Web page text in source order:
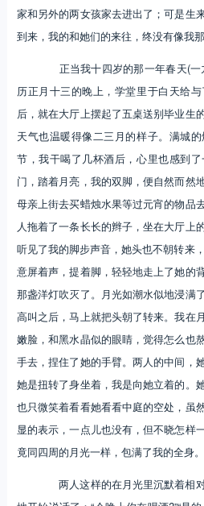
家和另外的两女孩家去进出了；可是生
到来，我的和她们的来往，终没有像我
正当我十四岁的那一年春天(一
历正月十三的晚上，学堂里于白天给
后，就在大厅上摆起了五桌送别毕业生
天气也温暖得像二三月的样子。满城
节，我干喝了几杯酒后，心里也感到
门，踏着月亮，我的双脚，便自然而然
母亲上街去买蜡烛水果等过元宵的物品
人拖着了一条长长的辫子，坐在大厅上
听见了我的脚步声音，她头也不朝转来
意屏着声，提着脚，轻轻地走上了她的
那盏洋灯吹灭了。月光如潮水似地浸满
高叫之后，马上就把头朝了转来。我在
嫩脸，和黑水晶似的眼睛，觉得怎么也
手去，捏住了她的手臂。两人的中间，
她是扭转了身坐着，我是向她立着的。
也只微笑着看看她看看中庭的空处，虽
显的表示，一点儿也没有，但不晓怎样
竟同四周的月光一样，包满了我的全身。
两人这样的在月光里沉默着相